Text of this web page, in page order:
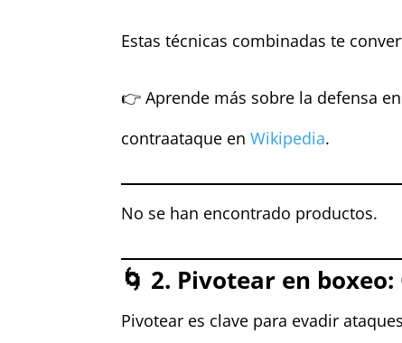
Estas técnicas combinadas te
👉 Aprende más sobre la defensa
contraataque enWikipedia.
No se han encontrado productos.
🌀 2. Pivotear en
Pivotear es clave para evadir